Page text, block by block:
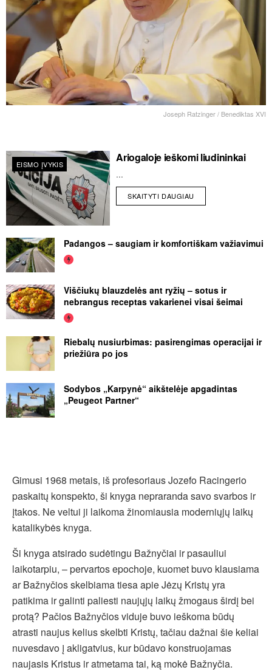
Joseph Ratzinger / Benediktas XVI
EISMO ĮVYKIS Ariogaloje ieškomi liudininkai
...
SKAITYTI DAUGIAU
Padangos – saugiam ir komfortiškam važiavimui
Viščiukų blauzdelės ant ryžių – sotus ir
nebrangus receptas vakarienei visai šeimai
Riebalų nusiurbimas: pasirengimas operacijai ir
priežiūra po jos
Sodybos „Karpynė“ aikštelėje apgadintas
„Peugeot Partner“
Gimusi 1968 metais, iš profesoriaus Jozefo Racingerio
paskaitų konspekto, ši knyga nepraranda savo svarbos ir
įtakos. Ne veltui ji laikoma žinomiausia moderniųjų laikų
katalikybės knyga.
Ši knyga atsirado sudėtingu Bažnyčiai ir pasauliui
laikotarpiu, – pervartos epochoje, kuomet buvo klausiama
ar Bažnyčios skelbiama tiesa apie Jėzų Kristų yra
patikima ir galinti paliesti naujųjų laikų žmogaus širdį bei
protą? Pačios Bažnyčios viduje buvo ieškoma būdų
atrasti naujus kelius skelbti Kristų, tačiau dažnai šie keliai
nuvesdavo į akligatvius, kur būdavo konstruojamas
naujasis Kristus ir atmetama tai, ką mokė Bažnyčia.